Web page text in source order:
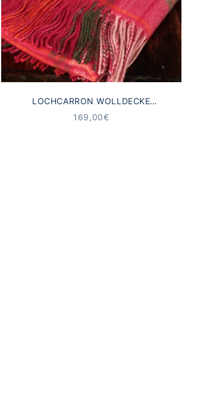
LOCHCARRON WOLLDECKE
SCHOTTENKARO HUNTING ROSE
ANGEBOT
169,00€